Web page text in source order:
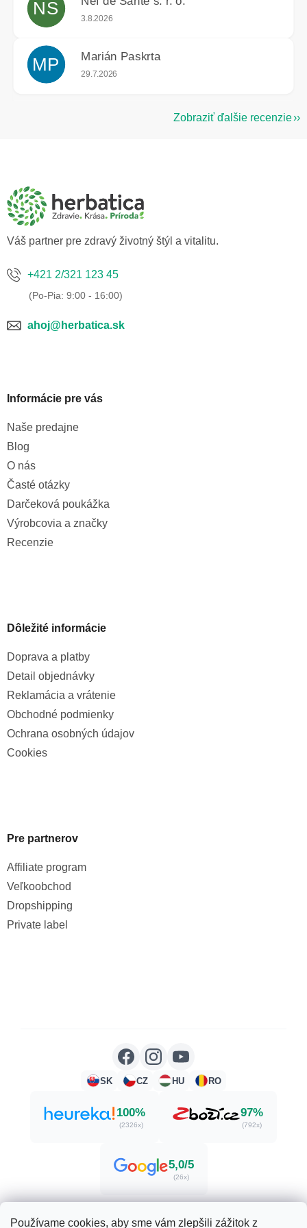
Používame cookies, aby sme vám zlepšili zážitok z
NS Hodnotenie obchodu je 5 z 5 hviezdičiek.
3.8.2026
MP Marián Paskrta
Hodnotenie obchodu je 5 z 5 hviezdičiek.
29.7.2026
Zobraziť ďalšie recenzie
Váš partner pre zdravý životný štýl a vitalitu.
+421 2/321 123 45
ahoj@herbatica.sk
Informácie pre vás
Naše predajne
Blog
O nás
Časté otázky
Darčeková poukážka
Výrobcovia a značky
Recenzie
Dôležité informácie
Doprava a platby
Detail objednávky
Reklamácia a vrátenie
Obchodné podmienky
Ochrana osobných údajov
Cookies
Pre partnerov
Affiliate program
Veľkoobchod
Dropshipping
Private label
SK CZ HU RO
100%
(2326x)
97%
(792x)
5,0/5
(26x)